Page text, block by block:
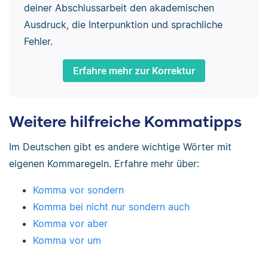
deiner Abschlussarbeit den akademischen
Ausdruck, die Interpunktion und sprachliche
Fehler.
Erfahre mehr zur Korrektur
Weitere hilfreiche Kommatipps
Im Deutschen gibt es andere wichtige Wörter mit
eigenen Kommaregeln. Erfahre mehr über:
Komma vor sondern
Komma bei nicht nur sondern auch
Komma vor aber
Komma vor um